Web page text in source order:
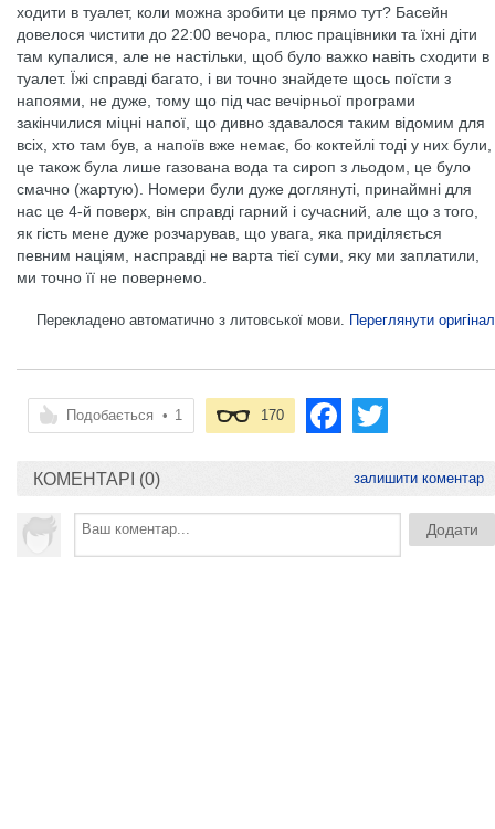
ходити в туалет, коли можна зробити це прямо тут? Басейн
довелося чистити до 22:00 вечора, плюс працівники та їхні діти
там купалися, але не настільки, щоб було важко навіть сходити в
туалет. Їжі справді багато, і ви точно знайдете щось поїсти з
напоями, не дуже, тому що під час вечірньої програми
закінчилися міцні напої, що дивно здавалося таким відомим для
всіх, хто там був, а напоїв вже немає, бо коктейлі тоді у них були,
це також була лише газована вода та сироп з льодом, це було
смачно (жартую). Номери були дуже доглянуті, принаймні для
нас це 4-й поверх, він справді гарний і сучасний, але що з того,
як гість мене дуже розчарував, що увага, яка приділяється
певним націям, насправді не варта тієї суми, яку ми заплатили,
ми точно її не повернемо.
Перекладено автоматично з литовської мови. Переглянути оригінал
Подобається • 1 170
КОМЕНТАРІ (0) залишити коментар